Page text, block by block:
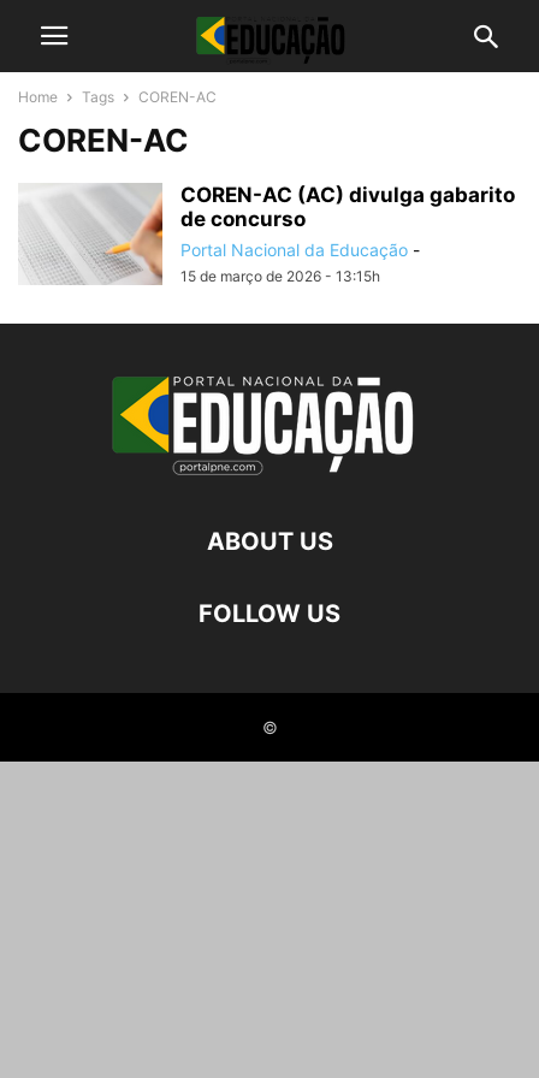
Home Tags COREN-AC
COREN-AC
COREN-AC (AC) divulga gabarito
de concurso
Portal Nacional da Educação -
15 de março de 2026 - 13:15h
ABOUT US
FOLLOW US
©